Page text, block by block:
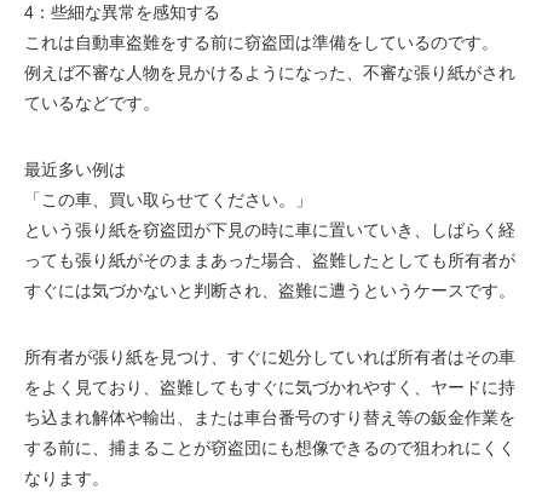
4：些細な異常を感知する
これは自動車盗難をする前に窃盗団は準備をしているのです。
例えば不審な人物を見かけるようになった、不審な張り紙がされ
ているなどです。
最近多い例は
「この車、買い取らせてください。」
という張り紙を窃盗団が下見の時に車に置いていき、しばらく経
っても張り紙がそのままあった場合、盗難したとしても所有者が
すぐには気づかないと判断され、盗難に遭うというケースです。
所有者が張り紙を見つけ、すぐに処分していれば所有者はその車
をよく見ており、盗難してもすぐに気づかれやすく、ヤードに持
ち込まれ解体や輸出、または車台番号のすり替え等の鈑金作業を
する前に、捕まることが窃盗団にも想像できるので狙われにくく
なります。